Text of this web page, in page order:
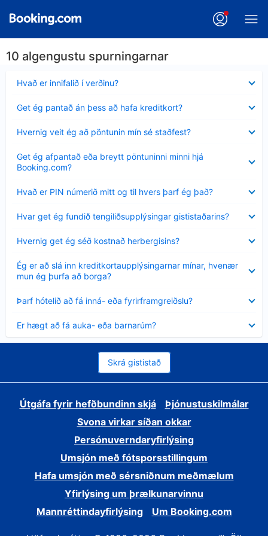
10 algengustu spurningarnar
Hvað er innifalið í verðinu?
sýnt
Get ég pantað án þess að hafa kreditkort?
sýnt
Hvernig veit ég að pöntunin mín sé staðfest?
sýnt
Get ég afpantað eða breytt pöntuninni minni hjá
Booking.com?
sýnt
Hvað er PIN númerið mitt og til hvers þarf ég það?
sýnt
Hvar get ég fundið tengiliðsupplýsingar gististaðarins?
sýnt
Hvernig get ég séð kostnað herbergisins?
sýnt
Ég er að slá inn kreditkortaupplýsingarnar mínar, hvenær
mun ég þurfa að borga?
Minna
sýnt
Þarf hótelið að fá inná- eða fyrirframgreiðslu?
sýnt
Er hægt að fá auka- eða barnarúm?
sýnt
Skrá gististað
Útgáfa fyrir hefðbundinn skjá
Þjónustuskilmálar
Svona virkar síðan okkar
Persónuverndaryfirlýsing
Umsjón með fótsporsstillingum
Hafa umsjón með sérsniðnum meðmælum
Yfirlýsing um þrælkunarvinnu
Mannréttindayfirlýsing
Um Booking.com